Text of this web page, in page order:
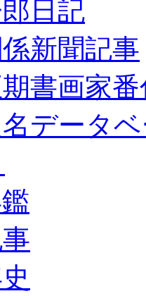
日記
新聞記事
書画家
データ